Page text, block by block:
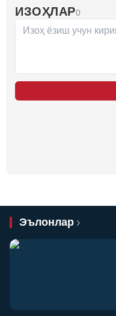
ИЗОҲЛАР0
Эълонлар